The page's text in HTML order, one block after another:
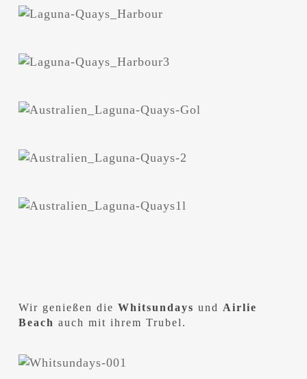
Wir genießen die Whitsundays und Airlie
Beach auch mit ihrem Trubel.